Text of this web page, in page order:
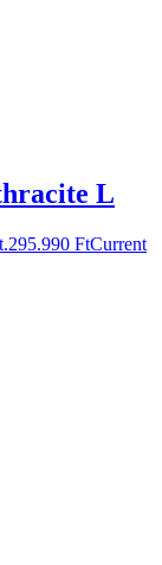
L
295.990 FtCurrent